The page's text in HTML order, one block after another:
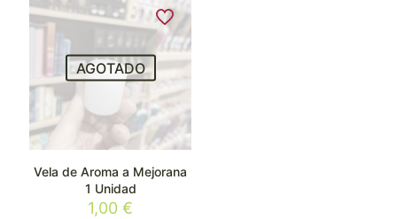
AGOTADO
Vela de Aroma a Mejorana
1 Unidad
1,00€